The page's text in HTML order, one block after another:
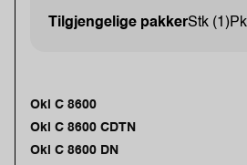
Tilgjengelige pakkerStk (1)
Oki C 8600
Oki C 8600 CDTN
Oki C 8600 DN